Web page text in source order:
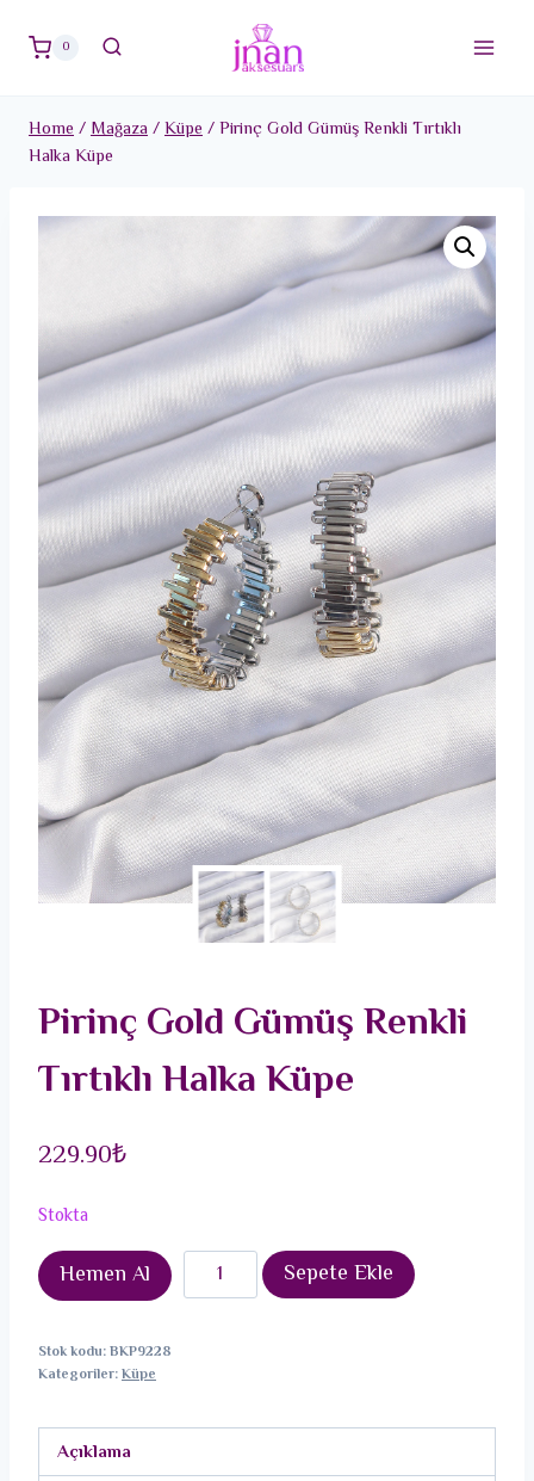
0
Home/Mağaza/Küpe/Pirinç Gold Gümüş Renkli Tırtıklı
Halka Küpe
Pirinç Gold Gümüş Renkli
Tırtıklı Halka Küpe
229.90₺
Stokta
Hemen Al
Pirinç
Gold
Halka
Sepete Ekle
Stok kodu:BKP9228
Kategoriler:Küpe
Açıklama